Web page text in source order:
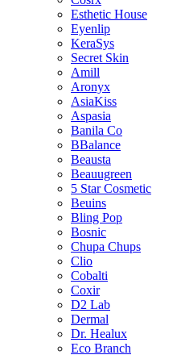
Esthetic House
Eyenlip
KeraSys
Secret Skin
Amill
Aronyx
AsiaKiss
Aspasia
Banila Co
BBalance
Beausta
Beauugreen
5 Star Cosmetic
Beuins
Bling Pop
Bosnic
Chupa Chups
Clio
Cobalti
Coxir
D2 Lab
Dermal
Dr. Healux
Eco Branch